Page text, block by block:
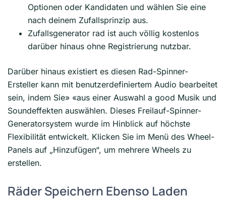
Optionen oder Kandidaten und wählen Sie eine
nach deinem Zufallsprinzip aus.
Zufallsgenerator rad ist auch völlig kostenlos
darüber hinaus ohne Registrierung nutzbar.
Darüber hinaus existiert es diesen Rad-Spinner-
Ersteller kann mit benutzerdefiniertem Audio bearbeitet
sein, indem Sie» «aus einer Auswahl a good Musik und
Soundeffekten auswählen. Dieses Freilauf-Spinner-
Generatorsystem wurde im Hinblick auf höchste
Flexibilität entwickelt. Klicken Sie im Menü des Wheel-
Panels auf „Hinzufügen“, um mehrere Wheels zu
erstellen.
Räder Speichern Ebenso Laden